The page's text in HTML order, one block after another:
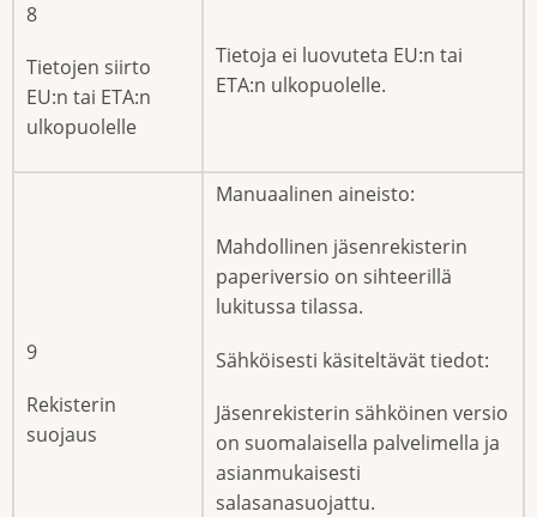
8
Tietojen siirto
EU:n tai ETA:n
ulkopuolelle
Tietoja ei luovuteta EU:n tai
ETA:n ulkopuolelle.
9
Rekisterin
suojaus
Manuaalinen aineisto:
Mahdollinen jäsenrekisterin
paperiversio on sihteerillä
lukitussa tilassa.
Sähköisesti käsiteltävät tiedot:
Jäsenrekisterin sähköinen versio
on suomalaisella palvelimella ja
asianmukaisesti
salasanasuojattu.